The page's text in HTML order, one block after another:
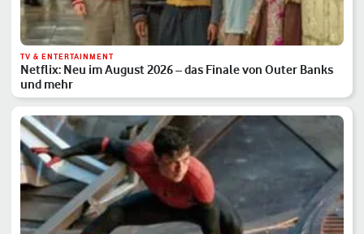
TV & ENTERTAINMENT
Netflix: Neu im August 2026 – das Finale von Outer Banks
und mehr